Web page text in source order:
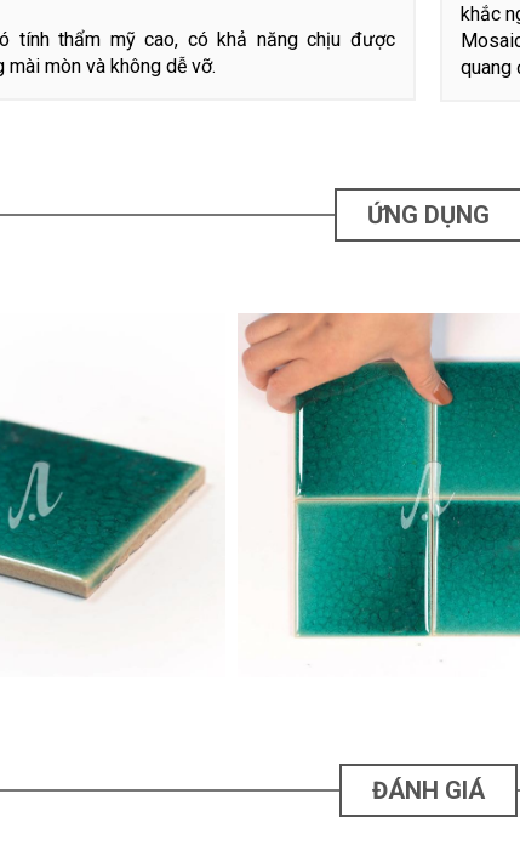
tính thẩm mỹ cao, có khả năng chịu được
mài mòn và không dễ vỡ.
khắc
quang
ỨNG DỤNG
ĐÁNH GIÁ